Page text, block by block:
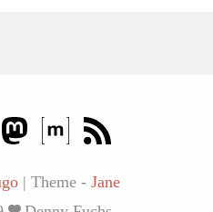
| Theme - Jane